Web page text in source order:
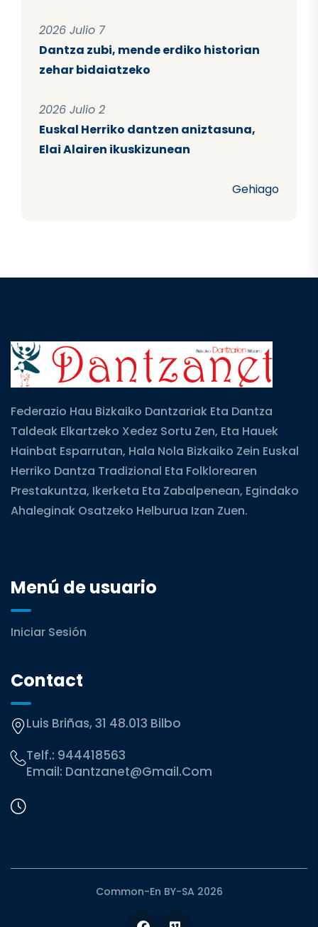
2026 Julio 7
Dantza zubi, mende erdiko historian
zehar bidaiatzeko
2026 Julio 2
Euskal Herriko dantzen aniztasuna,
Elai Alairen ikuskizunean
Gehiago
Federazio Hau Bizkaiko Dantzariak Eta Dantza
Taldeak Elkartzeko Xedez Sortu Zen, Eta Hauek
Hainbat Esparrutan, Hala Nola Bizkaiko Zein Euskal
Herriko Dantza Tradizional Eta Folklorearen
Prestakuntza, Ikerketa Eta Zabalpenean, Egindako
Ahaleginak Osatzeko Helburua Izan Zuen.
Menú de usuario
Iniciar Sesión
Contact
Luis Briñas, 31 48.013 Bilbo
Telf.: 944418563
Email: Dantzanet@gmail.com
Common-En BY-SA 2026